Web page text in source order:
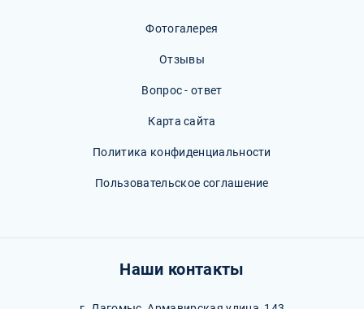
Фотогалерея
Отзывы
Вопрос - ответ
Карта сайта
Политика конфиденциальности
Пользовательское соглашение
Наши контакты